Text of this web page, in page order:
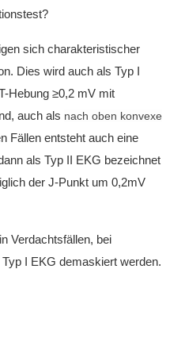
sich charakteristischer
Dies wird auch als Typ I
Hebung ≥0,2 mV mit
auch als nach oben konvexe
Fällen entsteht auch eine
als Typ II EKG bezeichnet
der J-Punkt um 0,2mV
Verdachtsfällen, bei
I EKG demaskiert werden.